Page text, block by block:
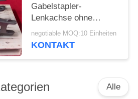
Gabelstapler-
Lenkachse ohne
Klimadruck
negotiable MOQ:10 Einheiten
KONTAKT
Alle